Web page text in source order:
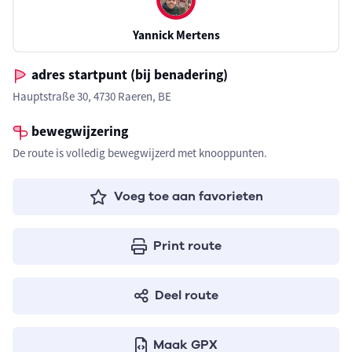
Yannick Mertens
adres startpunt (bij benadering)
Hauptstraße 30, 4730 Raeren, BE
bewegwijzering
De route is volledig bewegwijzerd met knooppunten.
Voeg toe aan favorieten
Print route
Deel route
Maak GPX